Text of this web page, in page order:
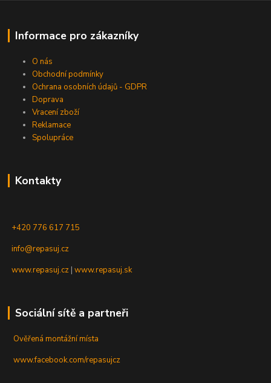
Informace pro zákazníky
O nás
Obchodní podmínky
Ochrana osobních údajů - GDPR
Doprava
Vracení zboží
Reklamace
Spolupráce
Kontakty
+420 776 617 715
info@repasuj.cz
www.repasuj.cz |www.repasuj.sk
Sociální sítě a partneři
Ověřená montážní místa
www.facebook.com/repasujcz